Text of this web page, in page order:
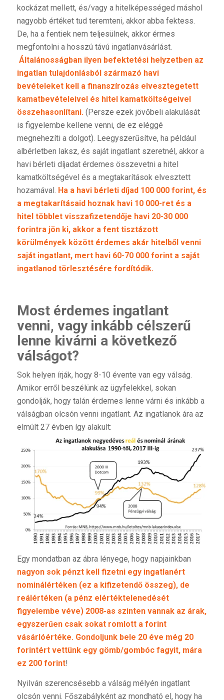
kockázat mellett, és/vagy a hitelképességed máshol
nagyobb értéket tud teremteni, akkor abba fektess.
De, ha a fentiek nem teljesülnek, akkor érmes
megfontolni a hosszú távú ingatlanvásárlást.
Általánosságban ilyen befektetési helyzetben az
ingatlan tulajdonlásból származó havi
bevételeket kell a finanszírozás elvesztegetett
kamatbevételeivel és hitel kamatköltségeivel
összehasonlítani. (Persze ezek jövőbeli alakulását
is figyelembe kellene venni, de ez eléggé
megnehezíti a dolgot). Leegyszerűsítve, ha például
albérletben laksz, és saját ingatlant szeretnél, akkor a
havi bérleti díjadat érdemes összevetni a hitel
kamatköltségével és a megtakarítások elvesztett
hozamával. Ha a havi bérleti díjad 100 000 forint, és
a megtakarításaid hoznak havi 10 000-ret és a
hitel többlet visszafizetendője havi 20-30 000
forintra jön ki, akkor a fent tisztázott
körülmények között érdemes akár hitelből venni
saját ingatlant, mert havi 60-70 000 forint a saját
ingatlanod törlesztésére fordítódik.
Most érdemes ingatlant
venni, vagy inkább célszerű
lenne kivárni a következő
válságot?
Sok helyen írják, hogy 8-10 évente van egy válság.
Amikor erről beszélünk az ügyfelekkel, sokan
gondolják, hogy talán érdemes lenne várni és inkább a
válságban olcsón venni ingatlant. Az ingatlanok ára az
elmúlt 27 évben így alakult:
Egy mondatban az ábra lényege, hogy napjainkban
nagyon sok pénzt kell fizetni egy ingatlanért
nominálértéken (ez a kifizetendő összeg), de
reálértéken (a pénz elértéktelenedését
figyelembe véve) 2008-as szinten vannak az árak,
egyszerűen csak sokat romlott a forint
vásárlóértéke. Gondoljunk bele 20 éve még 20
forintért vettünk egy gömb/gombóc fagyit, mára
ez 200 forint!
Nyilván szerencsésebb a válság mélyén ingatlant
olcsón venni. Főszabályként az mondható el, hogy ha